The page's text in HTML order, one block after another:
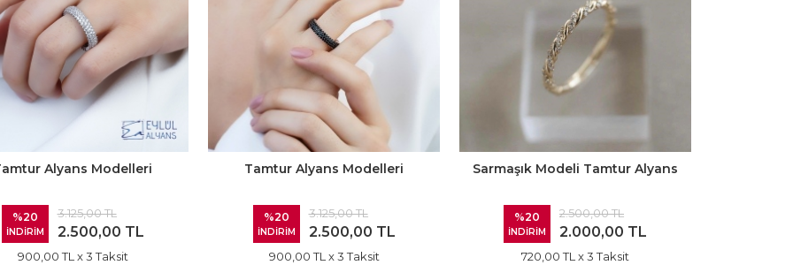
Alyans Modelleri
%20
İNDİRİM
3.125,00 TL
2.500,00 TL
900,00 TL x 3 Taksit
Tamtur Alyans Modelleri
%20
İNDİRİM
3.125,00 TL
2.500,00 TL
900,00 TL x 3 Taksit
Sarmaşık Modeli Tamtur Alyans
%20
İNDİRİM
2.500,00 TL
2.000,00 TL
720,00 TL x 3 Taksit